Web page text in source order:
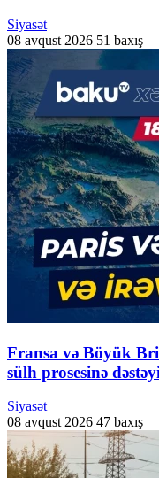
Siyasət
08 avqust 2026 51 baxış
Fransa və Böyük
sülh prosesinə
Siyasət
08 avqust 2026 47 baxış